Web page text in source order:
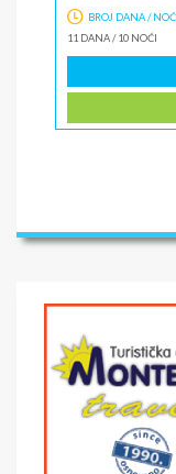
BROJ DANA /
11 DANA/10 NOĆI